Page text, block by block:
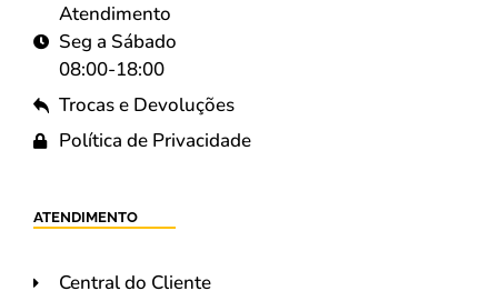
Atendimento
Seg a Sábado
08:00-18:00
Trocas e Devoluções
Política de Privacidade
ATENDIMENTO
Central do Cliente